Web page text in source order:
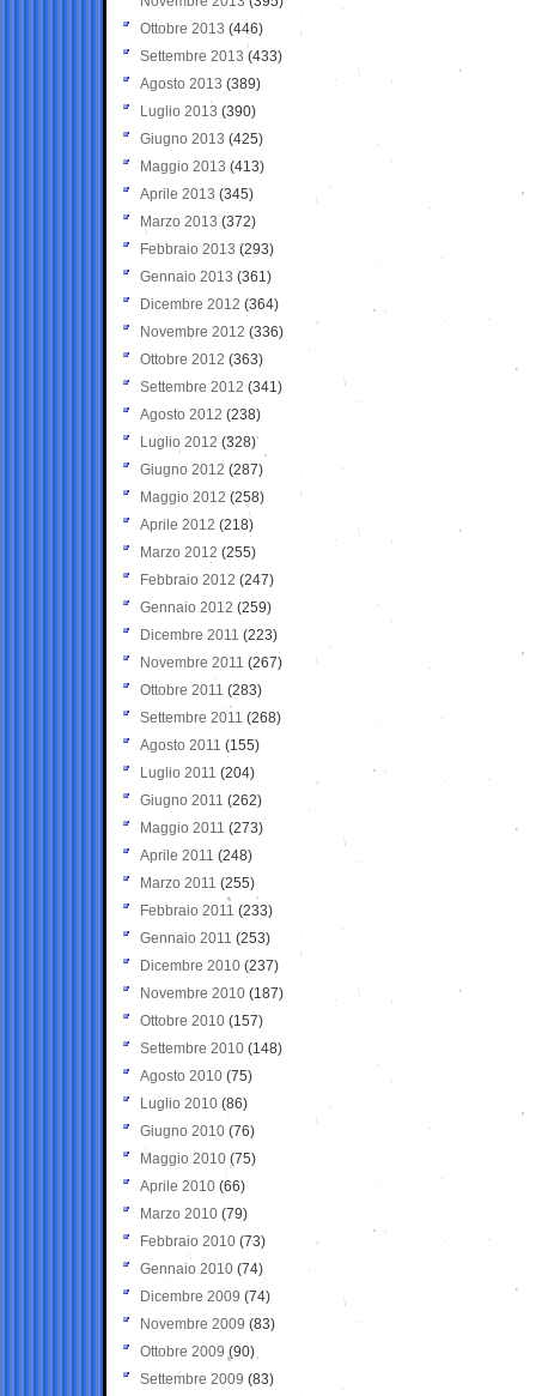
Ottobre 2013 (446)
Settembre 2013 (433)
Agosto 2013 (389)
Luglio 2013 (390)
Giugno 2013 (425)
Maggio 2013 (413)
Aprile 2013 (345)
Marzo 2013 (372)
Febbraio 2013 (293)
Gennaio 2013 (361)
Dicembre 2012 (364)
Novembre 2012 (336)
Ottobre 2012 (363)
Settembre 2012 (341)
Agosto 2012 (238)
Luglio 2012 (328)
Giugno 2012 (287)
Maggio 2012 (258)
Aprile 2012 (218)
Marzo 2012 (255)
Febbraio 2012 (247)
Gennaio 2012 (259)
Dicembre 2011 (223)
Novembre 2011 (267)
Ottobre 2011 (283)
Settembre 2011 (268)
Agosto 2011 (155)
Luglio 2011 (204)
Giugno 2011 (262)
Maggio 2011 (273)
Aprile 2011 (248)
Marzo 2011 (255)
Febbraio 2011 (233)
Gennaio 2011 (253)
Dicembre 2010 (237)
Novembre 2010 (187)
Ottobre 2010 (157)
Settembre 2010 (148)
Agosto 2010 (75)
Luglio 2010 (86)
Giugno 2010 (76)
Maggio 2010 (75)
Aprile 2010 (66)
Marzo 2010 (79)
Febbraio 2010 (73)
Gennaio 2010 (74)
Dicembre 2009 (74)
Novembre 2009 (83)
Ottobre 2009 (90)
Settembre 2009 (83)